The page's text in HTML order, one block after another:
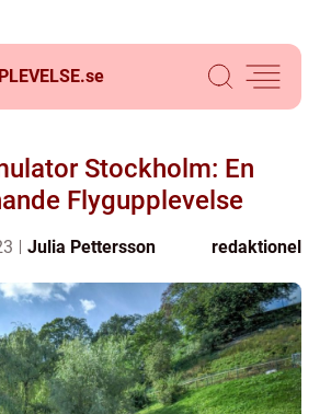
se
Stockholm: En
Flygupplevelse
Julia Pettersson redaktionel